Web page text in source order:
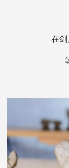
在剑